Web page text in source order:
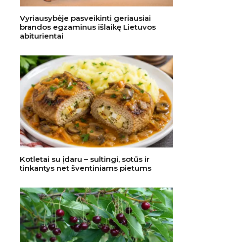
Vyriausybėje pasveikinti geriausiai
brandos egzaminus išlaikę Lietuvos
abiturientai
Kotletai su įdaru – sultingi, sotūs ir
tinkantys net šventiniams pietums